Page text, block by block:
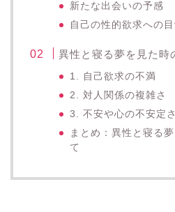
新たな出会いの予感
自己の性的欲求への
異性と寝る夢を見た時
1. 自己欲求の不満
2. 対人関係の複雑さ
3. 不安や心の不安定さ
まとめ：異性と寝る
て